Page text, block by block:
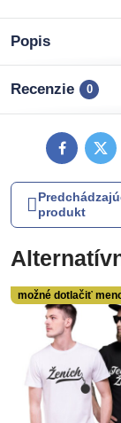
Popis
Recenzie 0
Facebook
produkt
možné dotlačiť